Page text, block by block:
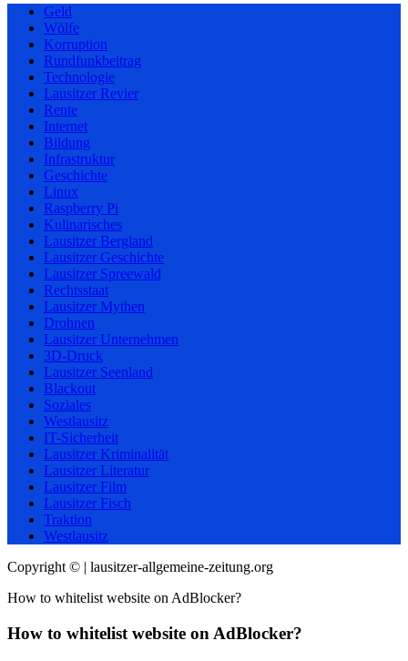
Geld
Wölfe
Korruption
Rundfunkbeitrag
Technologie
Lausitzer Revier
Rente
Internet
Bildung
Infrastruktur
Geschichte
Linux
Raspberry Pi
Kulinarisches
Lausitzer Bergland
Lausitzer Geschichte
Lausitzer Spreewald
Rechtsstaat
Lausitzer Mythen
Drohnen
Lausitzer Unternehmen
3D-Druck
Lausitzer Seenland
Blackout
Soziales
Westlausitz
IT-Sicherheit
Lausitzer Kriminalität
Lausitzer Literatur
Lausitzer Film
Lausitzer Fisch
Traktion
Westlausitz
Copyright © | lausitzer-allgemeine-zeitung.org
How to whitelist website on AdBlocker?
How to whitelist website on AdBlocker?